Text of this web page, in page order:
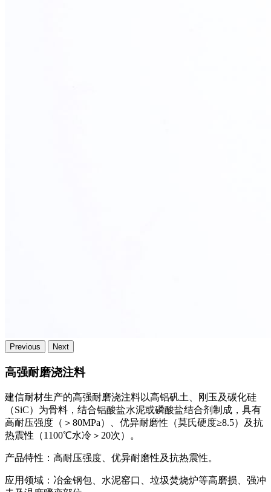
Previous Next
高强耐磨浇注料
​建信耐材生产的高强耐磨浇注料以高铝矾土、刚玉及碳化硅
（SiC）为骨料，结合铝酸盐水泥或磷酸盐结合剂制成，具有
高耐压强度（＞80MPa）、优异耐磨性（莫氏硬度≥8.5）及抗
热震性（1100℃水冷＞20次）。
产品特性： 高耐压强度、优异耐磨性及抗热震性。
应用领域： 冶金钢包、水泥窑口、垃圾焚烧炉等高磨损、强冲